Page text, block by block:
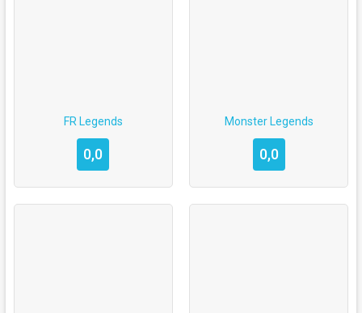
FR Legends
0,0
Monster Legends
0,0